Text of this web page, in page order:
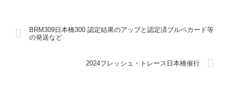
BRM309日本橋300 認定結果のアップと認定済ブルベカード等
の発送など
2024フレッシュ・トレース日本橋催行